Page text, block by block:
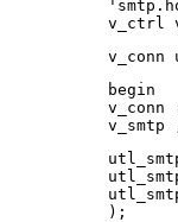
v_ctrl
v_conn
begin
v_conn
);